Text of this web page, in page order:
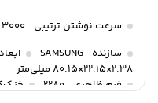
سرعت نوشتن ترتیبی
3000 مگابایت بر ثانیه
سازنده SAMSUNG
2.38×22.15×80.15 میلی‌متر
فرم ظاهری
2280